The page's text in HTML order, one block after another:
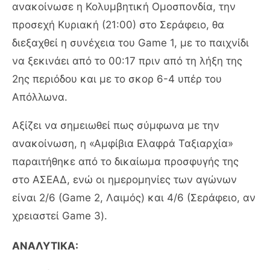
ανακοίνωσε η Κολυμβητική Ομοσπονδία, την
προσεχή Κυριακή (21:00) στο Σεράφειο, θα
διεξαχθεί η συνέχεια του Game 1, με το παιχνίδι
να ξεκινάει από το 00:17 πριν από τη λήξη της
2ης περιόδου και με το σκορ 6-4 υπέρ του
Απόλλωνα.
Αξίζει να σημειωθεί πως σύμφωνα με την
ανακοίνωση, η «Αμφίβια Ελαφρά Ταξιαρχία»
παραιτήθηκε από το δικαίωμα προσφυγής της
στο ΑΣΕΑΔ, ενώ οι ημερομηνίες των αγώνων
είναι 2/6 (Game 2, Λαιμός) και 4/6 (Σεράφειο, αν
χρειαστεί Game 3).
ΑΝΑΛΥΤΙΚΑ: